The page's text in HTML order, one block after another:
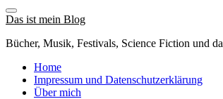
Das ist mein Blog
Bücher, Musik, Festivals, Science Fiction und
Home
Impressum und Datenschutzerklärung
Über mich